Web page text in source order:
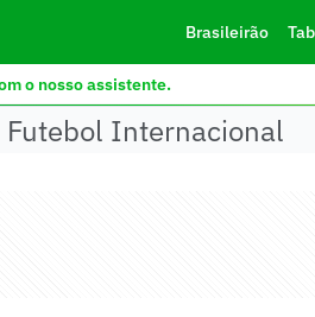
Brasileirão
o nosso assistente.
Futebol Internacional